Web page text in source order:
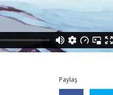
Paylaş